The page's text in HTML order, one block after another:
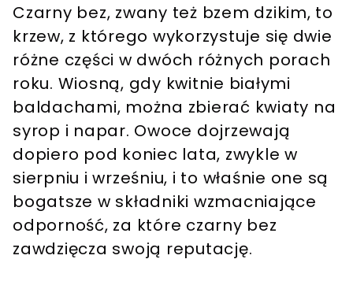
Czarny bez, zwany też bzem dzikim, to
krzew, z którego wykorzystuje się dwie
różne części w dwóch różnych porach
roku. Wiosną, gdy kwitnie białymi
baldachami, można zbierać kwiaty na
syrop i napar. Owoce dojrzewają
dopiero pod koniec lata, zwykle w
sierpniu i wrześniu, i to właśnie one są
bogatsze w składniki wzmacniające
odporność, za które czarny bez
zawdzięcza swoją reputację.